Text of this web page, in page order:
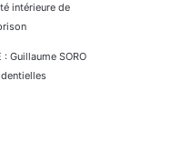
intérieure de
: Guillaume SORO